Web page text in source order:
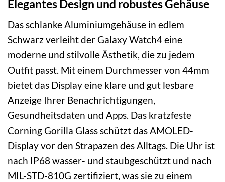
Elegantes Design und robustes Gehäuse
Das schlanke Aluminiumgehäuse in edlem
Schwarz verleiht der Galaxy Watch4 eine
moderne und stilvolle Ästhetik, die zu jedem
Outfit passt. Mit einem Durchmesser von 44mm
bietet das Display eine klare und gut lesbare
Anzeige Ihrer Benachrichtigungen,
Gesundheitsdaten und Apps. Das kratzfeste
Corning Gorilla Glass schützt das AMOLED-
Display vor den Strapazen des Alltags. Die Uhr ist
nach IP68 wasser- und staubgeschützt und nach
MIL-STD-810G zertifiziert, was sie zu einem